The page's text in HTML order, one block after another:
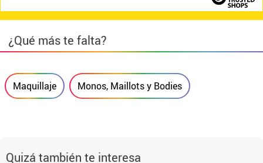
¿Qué más te falta?
Maquillaje Monos, Maillots y Bodies
Quizá también te interesa